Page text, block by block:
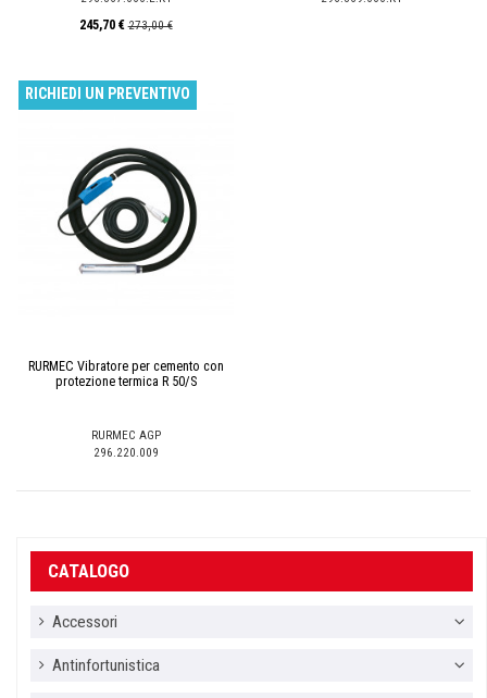
245,70 € 273,00 €
RICHIEDI UN PREVENTIVO
RURMEC Vibratore per cemento con
protezione termica R 50/S
RURMEC AGP
296.220.009
CATALOGO
Accessori
Antinfortunistica